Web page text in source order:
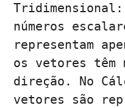
números
representam
os vetores têm
direção. No
vetores são